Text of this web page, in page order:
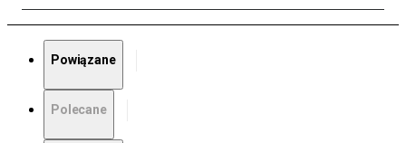
Powiązane
Polecane